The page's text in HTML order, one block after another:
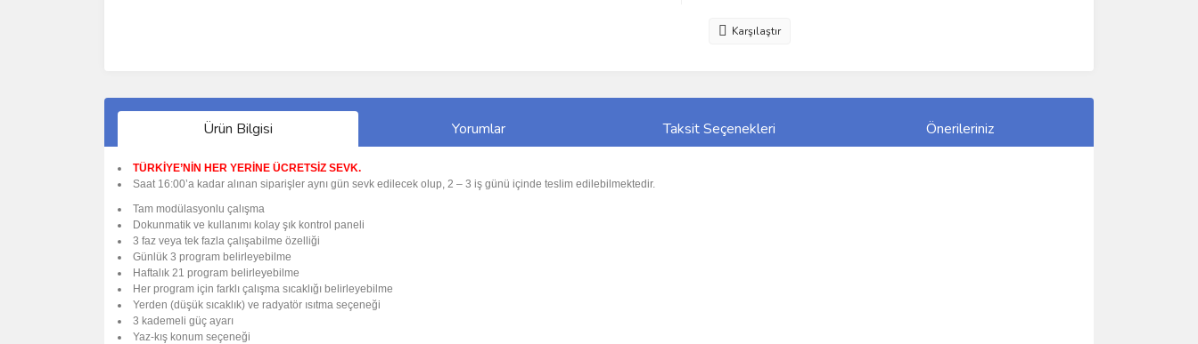
Karşılaştır
Ürün Bilgisi Yorumlar Taksit Seçenekleri Önerileriniz
TÜRKİYE’NİN HER YERİNE ÜCRETSİZ SEVK.
Saat 16:00’a kadar alınan siparişler aynı gün sevk edilecek olup, 2 – 3 iş günü içinde teslim edilebilmektedir.
Tam modülasyonlu çalışma
Dokunmatik ve kullanımı kolay şık kontrol paneli
3 faz veya tek fazla çalışabilme özelliği
Günlük 3 program belirleyebilme
Haftalık 21 program belirleyebilme
Her program için farklı çalışma sıcaklığı belirleyebilme
Yerden (düşük sıcaklık) ve radyatör ısıtma seçeneği
3 kademeli güç ayarı
Yaz-kış konum seçeneği